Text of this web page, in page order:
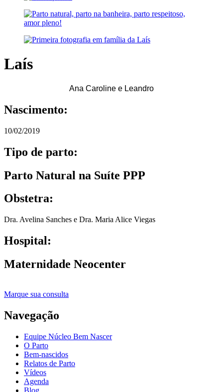
Laís
Ana Caroline e Leandro
Nascimento:
10/02/2019
Tipo de parto:
Parto Natural na Suíte PPP
Obstetra:
Dra. Avelina Sanches e Dra. Maria Alice Viegas
Hospital:
Maternidade Neocenter
Marque sua consulta
Navegação
Equipe Núcleo Bem Nascer
O Parto
Bem-nascidos
Relatos de Parto
Vídeos
Agenda
Blog